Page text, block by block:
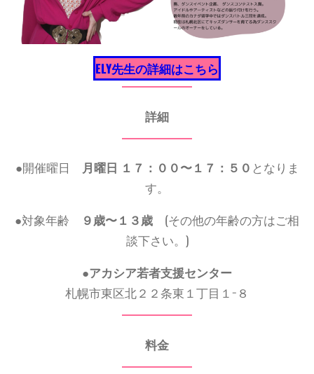
ELY先生の詳細はこちら
詳細
●開催曜日 月曜日 １７：００〜１７：５０ となりま
す。
●対象年齢
９歳〜１３歳 (その他の年齢の方はご相
談下さい。)
●アカシア若者支援センター
札幌市東区北２２条東１丁目１−８
料金